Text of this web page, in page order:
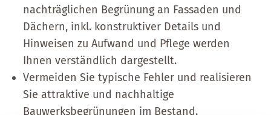
nachträglichen Begrünung an Fassaden und
Dächern, inkl. konstruktiver Details und
Hinweisen zu Aufwand und Pflege werden
Ihnen verständlich dargestellt.
Vermeiden Sie typische Fehler und realisieren
Sie attraktive und nachhaltige
Bauwerksbegrünungen im Bestand.